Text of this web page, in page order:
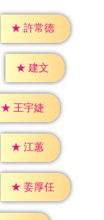
★ 許常德
★ 建文
★ 王宇婕
★ 江蕙
★ 姜厚任